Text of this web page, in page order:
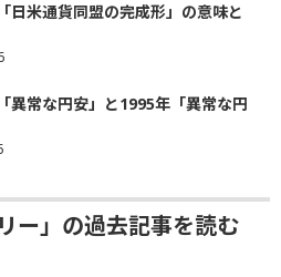
日米通貨同盟の完成形」の意味と
異常な円安」と1995年「異常な円
ー」の過去記事を読む